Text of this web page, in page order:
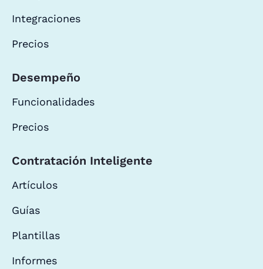
Integraciones
Precios
Desempeño
Funcionalidades
Precios
Contratación Inteligente
Artículos
Guías
Plantillas
Informes